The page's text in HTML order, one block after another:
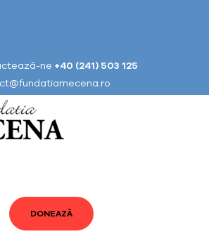
ne +40 (241) 503 125
DONEAZĂ